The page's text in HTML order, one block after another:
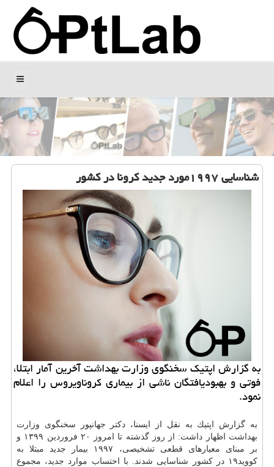
منو
شناسایی ۱۹۹۷مورد جدید كرونا در كشور
به گزارش اپتیك سخنگوی وزارت بهداشت آخرین آمار ابتلا،
فوتی و بهبودیافتگان ناشی از بیماری كروناویروس را اعلام
نمود.
به گزارش اپتیك به نقل از ایسنا، دكتر جهانپور سخنگوی وزارت
بهداشت
اظهار داشت: از روز گذشته تا امروز ۲۰ فروردین ۱۳۹۹ و
بر مبنای معیارهای قطعی تشخیصی، ۱۹۹۷ بیمار جدید مبتلا به
كووید۱۹ در كشور شناسایی شدند. با احتساب موارد جدید، مجموع